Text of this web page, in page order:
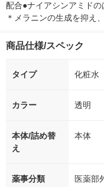
配合●ナイアシンアミド
＊メラニンの生成を抑え
商品仕様/スペック
タイプ 化粧水
カラー 透明
本体/詰め替
え
本体
薬事分類 医薬部